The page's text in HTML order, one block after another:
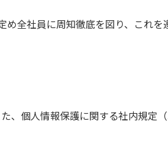
全社員に周知徹底を図り、これを
、個人情報保護に関する社内規定